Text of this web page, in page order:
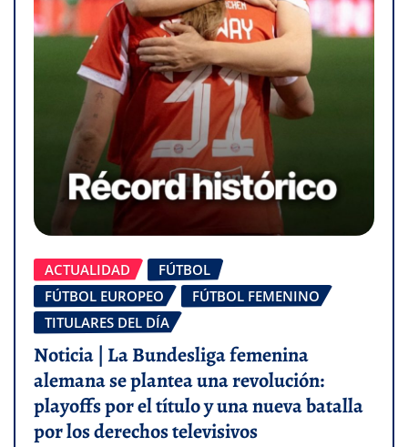
ACTUALIDAD
FÚTBOL
FÚTBOL EUROPEO
FÚTBOL FEMENINO
TITULARES DEL DÍA
Noticia | La Bundesliga femenina
alemana se plantea una revolución:
playoffs por el título y una nueva batalla
por los derechos televisivos